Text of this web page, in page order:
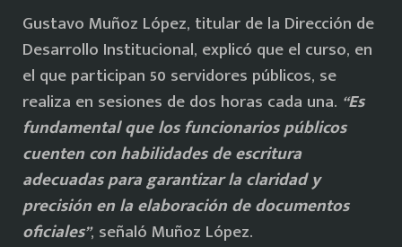
Gustavo Muñoz López, titular de la Dirección de
Desarrollo Institucional, explicó que el curso, en
el que participan 50 servidores públicos, se
realiza en sesiones de dos horas cada una. “Es
fundamental que los funcionarios públicos
cuenten con habilidades de escritura
adecuadas para garantizar la claridad y
precisión en la elaboración de documentos
oficiales”, señaló Muñoz López.